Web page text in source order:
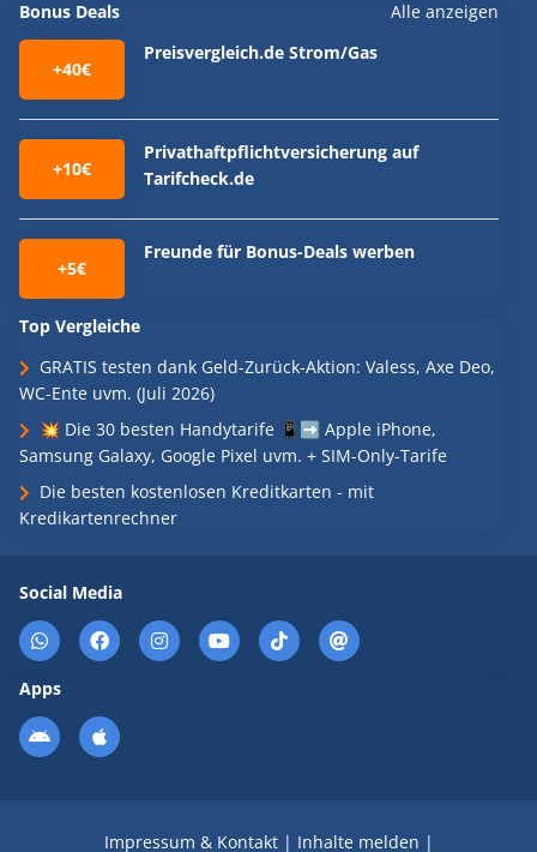
Bonus Deals Alle anzeigen
+40€
Preisvergleich.de Strom/Gas
+10€
Privathaftpflichtversicherung auf
Tarifcheck.de
+5€
Freunde für Bonus-Deals werben
Top Vergleiche
GRATIS testen dank Geld-Zurück-Aktion: Valess, Axe Deo,
WC-Ente uvm. (Juli 2026)
💥 Die 30 besten Handytarife 📱➡️ Apple iPhone,
Samsung Galaxy, Google Pixel uvm. + SIM-Only-Tarife
Die besten kostenlosen Kreditkarten - mit
Kredikartenrechner
Social Media
Apps
Impressum & Kontakt| Inhalte melden |